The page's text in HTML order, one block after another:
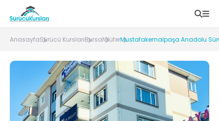
AnasayfaSürücü KurslarıBursaNilüferMustafakemalpaşa Anadolu